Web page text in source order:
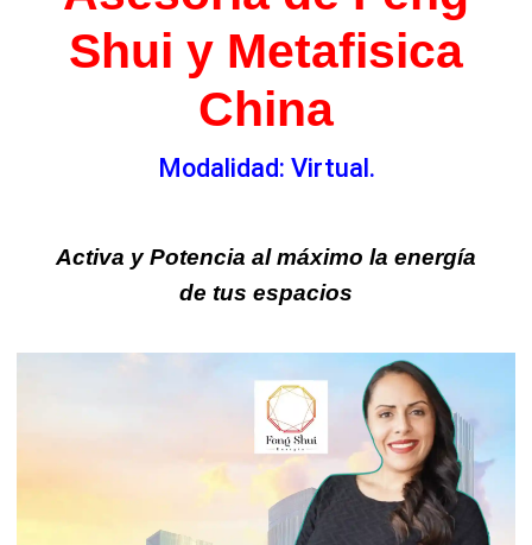
Shui y Metafisica
China
Modalidad: Virtual.
Activa y Potencia al máximo la energía
de tus espacios